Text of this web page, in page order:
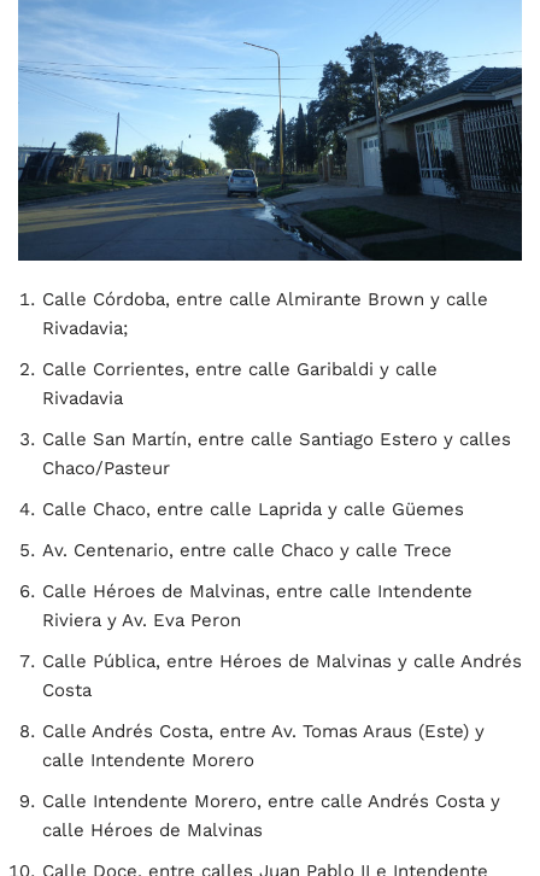
Calle Córdoba, entre calle Almirante Brown y calle
Rivadavia;
Calle Corrientes, entre calle Garibaldi y calle
Rivadavia
Calle San Martín, entre calle Santiago Estero y calles
Chaco/Pasteur
Calle Chaco, entre calle Laprida y calle Güemes
Av. Centenario, entre calle Chaco y calle Trece
Calle Héroes de Malvinas, entre calle Intendente
Riviera y Av. Eva Peron
Calle Pública, entre Héroes de Malvinas y calle Andrés
Costa
Calle Andrés Costa, entre Av. Tomas Araus (Este) y
calle Intendente Morero
Calle Intendente Morero, entre calle Andrés Costa y
calle Héroes de Malvinas
Calle Doce, entre calles Juan Pablo II e Intendente